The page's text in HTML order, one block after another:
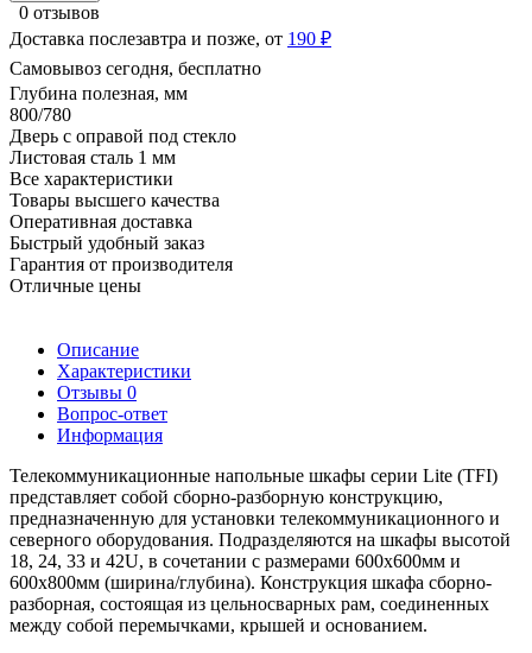
0 отзывов
Доставка послезавтра и позже, от 190 ₽
Самовывоз сегодня, бесплатно
Глубина полезная, мм
800/780
Дверь с оправой под стекло
Листовая сталь 1 мм
Все характеристики
Товары высшего качества
Оперативная доставка
Быстрый удобный заказ
Гарантия от производителя
Отличные цены
Описание
Характеристики
Отзывы 0
Вопрос-ответ
Информация
Телекоммуникационные напольные шкафы серии Lite (TFI)
представляет собой сборно-разборную конструкцию,
предназначенную для установки телекоммуникационного и
северного оборудования. Подразделяются на шкафы высотой
18, 24, 33 и 42U, в сочетании с размерами 600х600мм и
600х800мм (ширина/глубина). Конструкция шкафа сборно-
разборная, состоящая из цельносварных рам, соединенных
между собой перемычками, крышей и основанием.